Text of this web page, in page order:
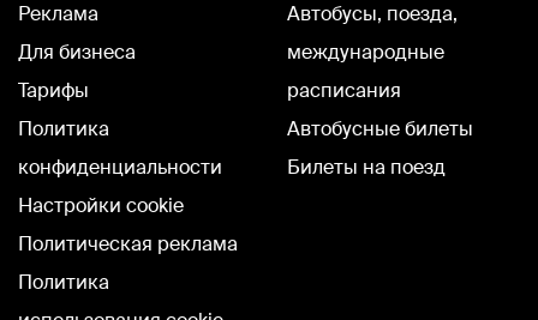
Реклама
Для бизнеса
Тарифы
Политика
конфиденциальности
Настройки cookie
Политическая реклама
Политика
Автобусы, поезда,
международные
расписания
Автобусные билеты
Билеты на поезд